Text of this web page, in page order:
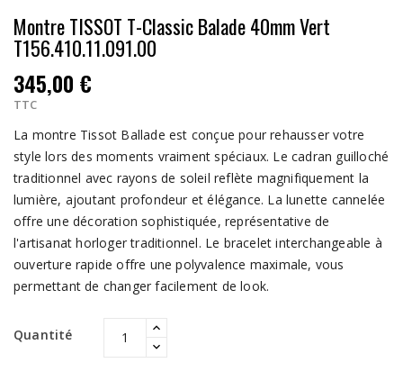
Montre TISSOT T-Classic Balade 40mm Vert
T156.410.11.091.00
345,00 €
TTC
La montre Tissot Ballade est conçue pour rehausser votre
style lors des moments vraiment spéciaux. Le cadran guilloché
traditionnel avec rayons de soleil reflète magnifiquement la
lumière, ajoutant profondeur et élégance. La lunette cannelée
offre une décoration sophistiquée, représentative de
l'artisanat horloger traditionnel. Le bracelet interchangeable à
ouverture rapide offre une polyvalence maximale, vous
permettant de changer facilement de look.
Quantité